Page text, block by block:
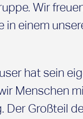
Wir
in einem
hat sein
Menschen
Der Großteil